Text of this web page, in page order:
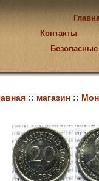
Контакты
:: магазин ::